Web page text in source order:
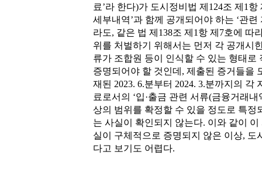
료’라 한다)가 도시정비법 제124조 제1
세부내역’과 함께 공개되어야 하는 ‘관
라도, 같은 법 제138조 제1항 제7호에 따
위를 처벌하기 위해서는 먼저 각 공개시
류가 조합원 등이 인식할 수 있는 형태
증명되어야 할 것인데, 제출된 증거들을
재된 2023. 6.분부터 2024. 3.분까지의 각
료로서의 ‘입·출금 관련 서류(금융거래
상의 범위를 확정할 수 있을 정도로 특
는 사실이 확인되지 않는다. 이와 같이
실이 구체적으로 증명되지 않은 이상, 도
다고 보기도 어렵다.